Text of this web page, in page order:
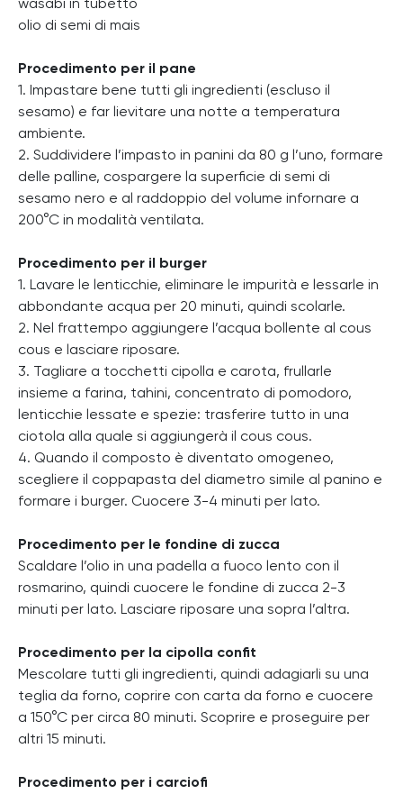
wasabi in tubetto
olio di semi di mais
Procedimento per il pane
1. Impastare bene tutti gli ingredienti (escluso il
sesamo) e far lievitare una notte a temperatura
ambiente.
2. Suddividere l’impasto in panini da 80 g l’uno, formare
delle palline, cospargere la superficie di semi di
sesamo nero e al raddoppio del volume infornare a
200°C in modalità ventilata.
Procedimento per il burger
1. Lavare le lenticchie, eliminare le impurità e lessarle in
abbondante acqua per 20 minuti, quindi scolarle.
2. Nel frattempo aggiungere l’acqua bollente al cous
cous e lasciare riposare.
3. Tagliare a tocchetti cipolla e carota, frullarle
insieme a farina, tahini, concentrato di pomodoro,
lenticchie lessate e spezie: trasferire tutto in una
ciotola alla quale si aggiungerà il cous cous.
4. Quando il composto è diventato omogeneo,
scegliere il coppapasta del diametro simile al panino e
formare i burger. Cuocere 3-4 minuti per lato.
Procedimento per le fondine di zucca
Scaldare l’olio in una padella a fuoco lento con il
rosmarino, quindi cuocere le fondine di zucca 2-3
minuti per lato. Lasciare riposare una sopra l’altra.
Procedimento per la cipolla confit
Mescolare tutti gli ingredienti, quindi adagiarli su una
teglia da forno, coprire con carta da forno e cuocere
a 150°C per circa 80 minuti. Scoprire e proseguire per
altri 15 minuti.
Procedimento per i carciofi